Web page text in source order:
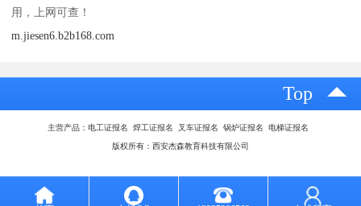
用，上网可查！
m.jiesen6.b2b168.com
Top
主营产品：电工证报名 焊工证报名 叉车证报名 锅炉证报名 电梯证报名
版权所有：西安杰森教育科技有限公司